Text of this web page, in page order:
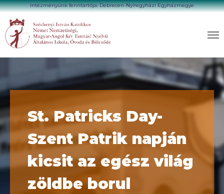
Intézményünk fenntartója: Debrecen-Nyíregyházi Egyházmegye
St. Patricks Day-
Szent Patrik napján
kicsit az egész világ
zöldbe borul